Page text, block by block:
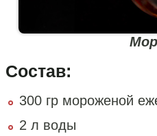
Состав:
300 гр мороженой
2 л воды